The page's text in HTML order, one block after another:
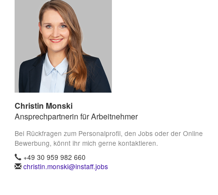
Christin Monski
Ansprechpartnerin für Arbeitnehmer
Bei Rückfragen zum Personalprofil, den Jobs oder der Online
Bewerbung, könnt ihr mich gerne kontaktieren.
+49 30 959 982 660
christin.monski@instaff.jobs